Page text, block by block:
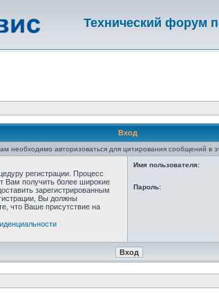
Технический форум
Вход
необходимо авторизоваться для цитирования сообщений в
регистрации. Процесс
Вам получить более широкие
зарегистрированным
Вы должны
что Ваше присутствие на
Имя пользователя:
Пароль: